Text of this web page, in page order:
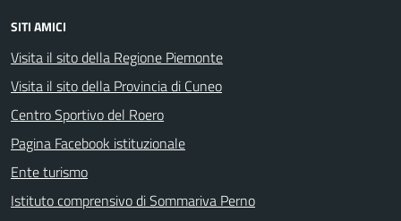
SITI AMICI
Visita il sito della Regione Piemonte
Visita il sito della Provincia di Cuneo
Centro Sportivo del Roero
Pagina Facebook istituzionale
Ente turismo
Istituto comprensivo di Sommariva Perno